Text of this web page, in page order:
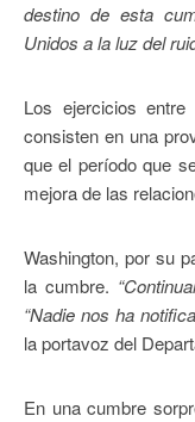
destino de esta
Unidos a la luz del
Los ejercicios
consisten en una
que el período que
mejora de las
Washington, por su
la cumbre.
“Nadie nos ha
la portavoz del
En una cumbre